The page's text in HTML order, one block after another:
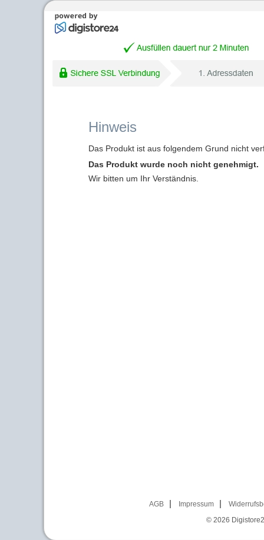
Hinweis
Das Produkt ist aus folgendem Grund nicht
Das Produkt wurde noch nicht genehmigt.
Wir bitten um Ihr Verständnis.
AGB Impressum
© 2026